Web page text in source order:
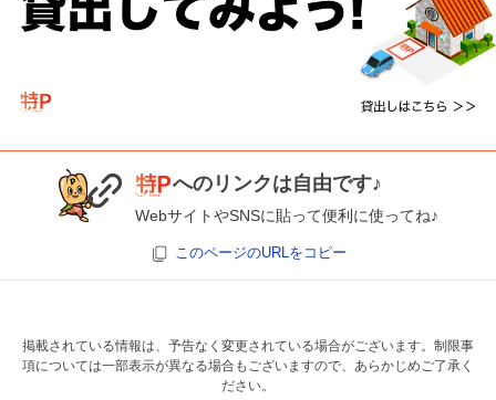
へのリンクは自由です♪
WebサイトやSNSに貼って便利に使ってね♪
このページのURLをコピー
掲載されている情報は、予告なく変更されている場合がございます。制限事
項については一部表示が異なる場合もございますので、あらかじめご了承く
ださい。